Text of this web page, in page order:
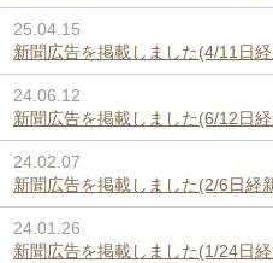
25.04.15
新聞広告を掲載しました(4/11日
24.06.12
新聞広告を掲載しました(6/12日
24.02.07
新聞広告を掲載しました(2/6日経
24.01.26
新聞広告を掲載しました(1/24日